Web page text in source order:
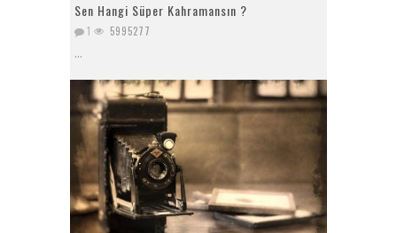
Sen Hangi Süper Kahramansın ?
1 5995277
...